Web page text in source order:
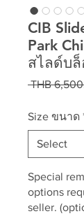
CIB
Park
สไลด์บ
THB
Size ขนาด
Special
options
seller.